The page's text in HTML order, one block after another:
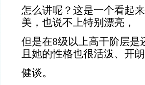
怎么讲呢？这是一个看起
美，也说不上特别漂亮，
但是在8级以上高干阶层是
且她的性格也很活泼、开朗
健谈。